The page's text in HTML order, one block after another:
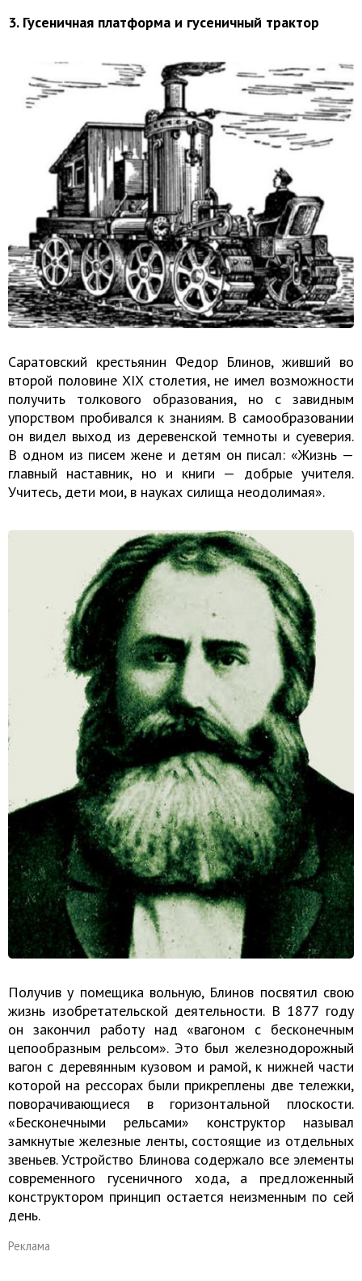
3. Гусеничная платформа и гусеничный трактор
Саратовский крестьянин Федор Блинов, живший во
второй половине XIX столетия, не имел возможности
получить толкового образования, но с завидным
упорством пробивался к знаниям. В самообразовании
он видел выход из деревенской темноты и суеверия.
В одном из писем жене и детям он писал: «Жизнь —
главный наставник, но и книги — добрые учителя.
Учитесь, дети мои, в науках силища неодолимая».
Получив у помещика вольную, Блинов посвятил свою
жизнь изобретательской деятельности. В 1877 году
он закончил работу над «вагоном с бесконечным
цепообразным рельсом». Это был железнодорожный
вагон с деревянным кузовом и рамой, к нижней части
которой на рессорах были прикреплены две тележки,
поворачивающиеся в горизонтальной плоскости.
«Бесконечными рельсами» конструктор называл
замкнутые железные ленты, состоящие из отдельных
звеньев. Устройство Блинова содержало все элементы
современного гусеничного хода, а предложенный
конструктором принцип остается неизменным по сей
день.
Реклама